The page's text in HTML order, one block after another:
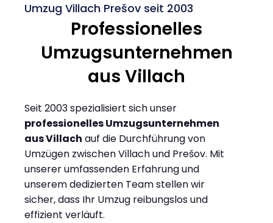
Umzug Villach Prešov seit 2003
Professionelles
Umzugsunternehmen
aus Villach
Seit 2003 spezialisiert sich unser
professionelles Umzugsunternehmen
aus Villach auf die Durchführung von
Umzügen zwischen Villach und Prešov. Mit
unserer umfassenden Erfahrung und
unserem dedizierten Team stellen wir
sicher, dass Ihr Umzug reibungslos und
effizient verläuft.